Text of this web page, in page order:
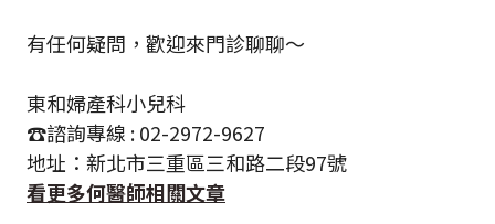
有任何疑問，歡迎來門診聊聊～
東和婦產科小兒科
☎️諮詢專線 : 02-2972-9627
地址：新北市三重區三和路二段97號
看更多何醫師相關文章